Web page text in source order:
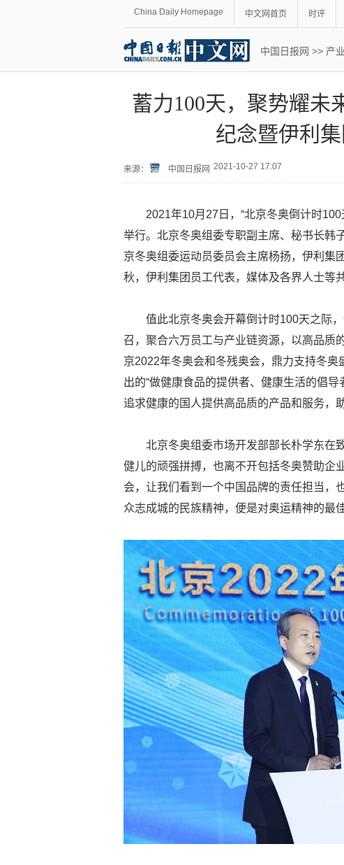
China Daily Homepage 中文网首页 时评
中国日报网 >> 产
蓄力100天，聚势耀未
纪念暨伊利
来源： 中国日报网 2021-10-27 17:07
2021年10月27日，“北京冬奥倒计时
举行。北京冬奥组委专职副主席、秘书长韩
京冬奥组委运动员委员会主席杨扬，伊利集
秋，伊利集团员工代表，媒体及各界人士等
值此北京冬奥会开幕倒计时100天之际
召，聚合六万员工与产业链资源，以高品质
京2022年冬奥会和冬残奥会，鼎力支持冬
出的“做健康食品的提供者、健康生活的倡导
追求健康的国人提供高品质的产品和服务，
北京冬奥组委市场开发部部长朴学东在
健儿的顽强拼搏，也离不开包括冬奥赞助企
会，让我们看到一个中国品牌的责任担当，
众志成城的民族精神，便是对奥运精神的最